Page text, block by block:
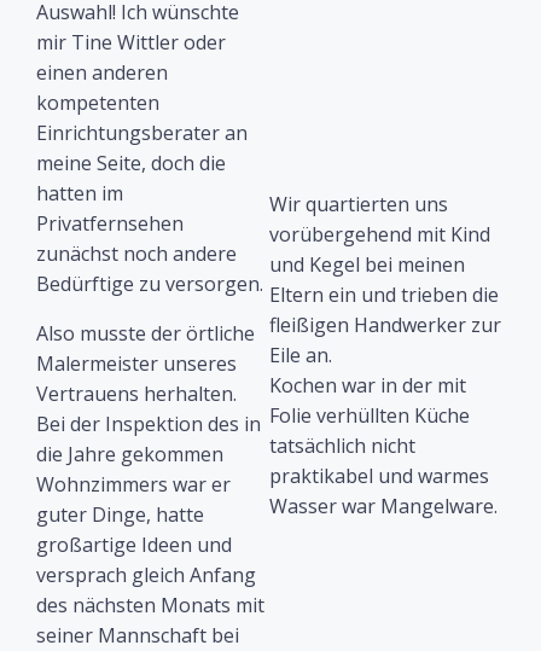
Auswahl! Ich wünschte
mir Tine Wittler oder
einen anderen
kompetenten
Einrichtungsberater an
meine Seite, doch die
hatten im
Privatfernsehen
zunächst noch andere
Bedürftige zu versorgen.
Also musste der örtliche
Malermeister unseres
Vertrauens herhalten.
Bei der Inspektion des in
die Jahre gekommen
Wohnzimmers war er
guter Dinge, hatte
großartige Ideen und
versprach gleich Anfang
des nächsten Monats mit
seiner Mannschaft bei
Wir quartierten uns
vorübergehend mit Kind
und Kegel bei meinen
Eltern ein und trieben die
fleißigen Handwerker zur
Eile an.
Kochen war in der mit
Folie verhüllten Küche
tatsächlich nicht
praktikabel und warmes
Wasser war Mangelware.